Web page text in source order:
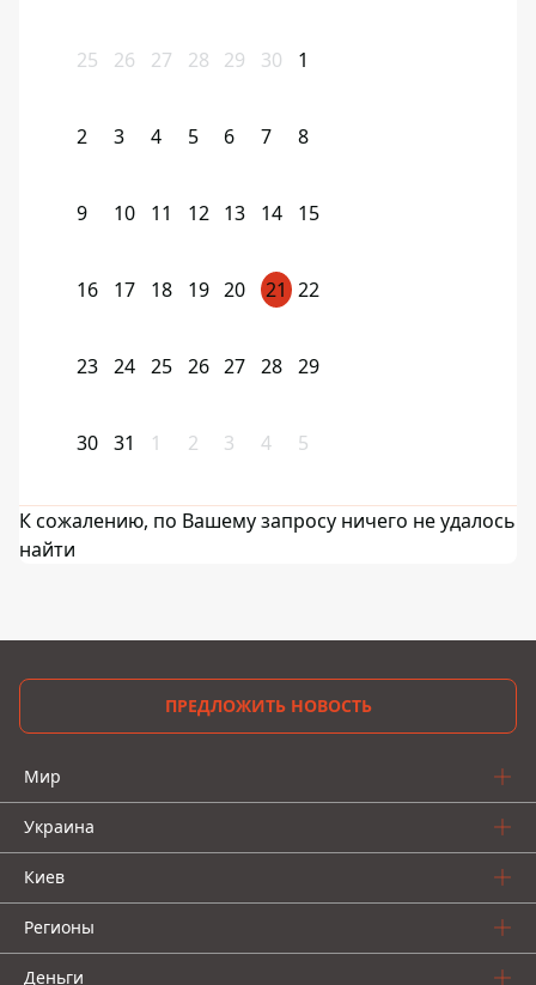
25 26 27 28 29 30 1
2 3 4 5 6 7 8
9 10 11 12 13 14 15
16 17 18 19 20 21 22
23 24 25 26 27 28 29
30 31 1 2 3 4 5
К сожалению, по Вашему запросу ничего не удалось
найти
ПРЕДЛОЖИТЬ НОВОСТЬ
Мир
Украина
Киев
Регионы
Деньги